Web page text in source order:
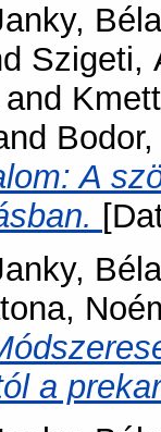
Béla
Szigeti,
A
Béla
a